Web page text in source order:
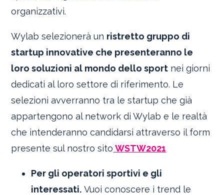
organizzativi.
Wylab selezionerà un ristretto gruppo di
startup innovative che presenteranno le
loro soluzioni al mondo dello sport nei giorni
dedicati al loro settore di riferimento. Le
selezioni avverranno tra le startup che già
appartengono al network di Wylab e le realtà
che intenderanno candidarsi attraverso il form
presente sul nostro sito WSTW2021
Per gli operatori sportivi e gli
interessati. Vuoi conoscere i trend le